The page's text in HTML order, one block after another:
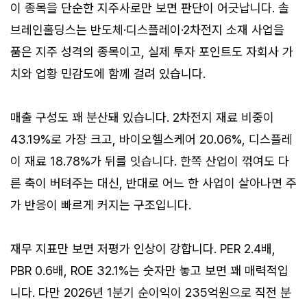
이 종목을 단순한 지주사로만 보면 판단이 어긋납니다. 솔
브레인홀딩스는 반도체·디스플레이·2차전지 소재 사업을
품은 지주 성격의 종목이고, 실제 투자 포인트도 자회사 가
치와 업황 민감도에 함께 걸려 있습니다.
매출 구성도 꽤 분산돼 있습니다. 2차전지 재료 비중이
43.19%로 가장 크고, 바이오헬스케어 20.06%, 디스플레
이 재료 18.78%가 뒤를 잇습니다. 한쪽 산업이 꺾여도 다
른 축이 버텨주는 대신, 반대로 어느 한 사업이 살아나면 주
가 반응이 빠르게 커지는 구조입니다.
재무 지표만 보면 저평가 인상이 강합니다. PER 2.4배,
PBR 0.6배, ROE 32.1%는 숫자만 놓고 보면 꽤 매력적입
니다. 다만 2026년 1분기 순이익이 235억원으로 직전 분